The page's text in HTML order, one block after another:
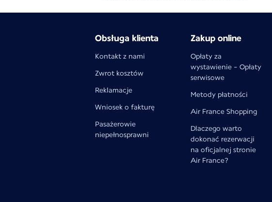
Obsługa klienta
Kontakt z nami
Zwrot kosztów
Reklamacje
Wniosek o fakturę
Pasażerowie
niepełnosprawni
Zakup online
Opłaty za
wystawienie - Opłaty
serwisowe
Metody płatności
Air France Shopping
Dlaczego warto
dokonać rezerwacji
na oficjalnej stronie
Air France?